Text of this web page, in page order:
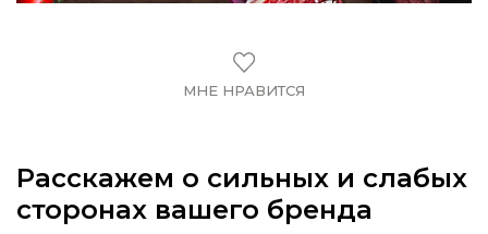
МНЕ НРАВИТСЯ
Расскажем о сильных и слабых
сторонах вашего бренда